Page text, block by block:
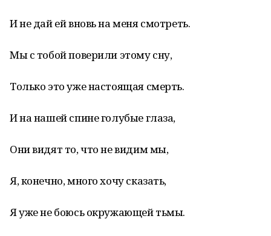
И не дай ей вновь на меня смотреть.
Мы с тобой поверили этому сну,
Только это уже настоящая смерть.
И на нашей спине голубые глаза,
Они видят то, что не видим мы,
Я, конечно, много хочу сказать,
Я уже не боюсь окружающей тьмы.